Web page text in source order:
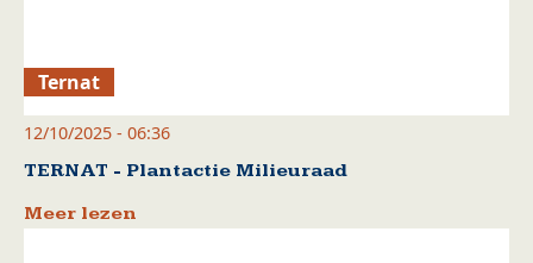
Ternat
12/10/2025 - 06:36
TERNAT - Plantactie Milieuraad
Meer lezen